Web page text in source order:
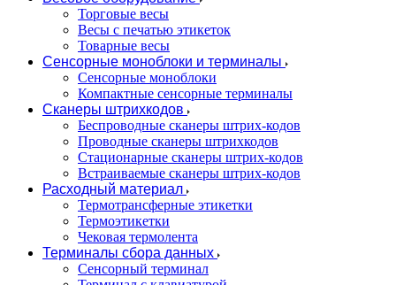
Торговые весы
Весы с печатью этикеток
Товарные весы
Сенсорные моноблоки и терминалы
Сенсорные моноблоки
Компактные сенсорные терминалы
Сканеры штрихкодов
Беспроводные сканеры штрих-кодов
Проводные сканеры штрихкодов
Стационарные сканеры штрих-кодов
Встраиваемые сканеры штрих-кодов
Расходный материал
Термотрансферные этикетки
Термоэтикетки
Чековая термолента
Терминалы сбора данных
Сенсорный терминал